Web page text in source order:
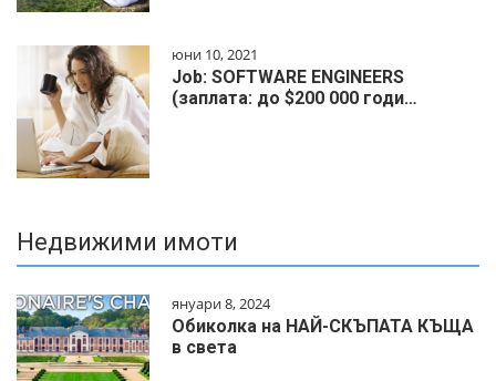
юни 10, 2021
Job: SOFTWARE ENGINEERS
(заплата: до $200 000 годи…
Недвижими имоти
януари 8, 2024
Обиколка на НАЙ-СКЪПАТА КЪЩА
в света